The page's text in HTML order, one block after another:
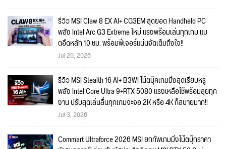
รีวิว MSI Claw 8 EX AI+ CG3EM สุดยอด Handheld PC
พลัง Intel Arc G3 Extreme ใหม่ แรงพร้อมเล่นทุกเกม แบ
ตอึดหลัก 10 ชม. พร้อมฟีเจอร์แน่นจัดเต็มถึงใจ!!
Jul 20, 2026
รีวิว MSI Stealth 16 AI+ B3WI โน้ตบุ๊คเกมมิ่งสุดเรียบหรู
พลัง Intel Core Ultra 9+RTX 5080 แรงเหลือใช้พร้อมลุยทุก
งาน ปรับสุดเล่นลื่นทุกเกมจะจอ 2K หรือ 4K ก็สบายมาก!!
Jul 3, 2026
Commart Ultraforce 2026 MSI ยกทัพเกมมิ่งโน้ตบุ๊กราคา